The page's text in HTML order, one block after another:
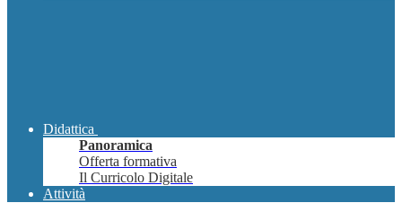
Didattica
Panoramica
Offerta formativa
Il Curricolo Digitale
Attività